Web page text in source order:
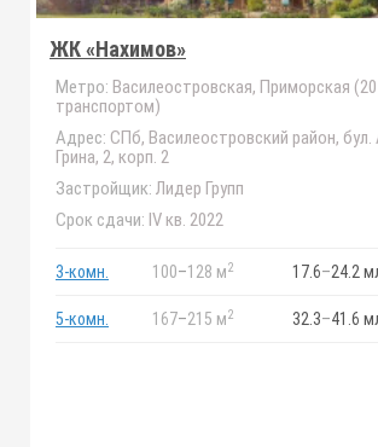
ЖК «Нахимов»
Метро: Василеостровская, Приморская
транспортом)
Адрес: СПб, Василеостровский район, бул.
Грина, 2, корп. 2
Застройщик: Лидер Групп
Срок сдачи: IV кв. 2022
3-комн. 100–128 м2 17.6–24.2
5-комн. 167–215 м2 32.3–41.6